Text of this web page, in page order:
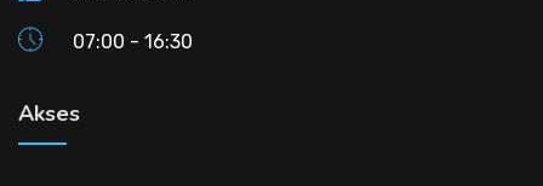
07:00 - 16:30
Akses